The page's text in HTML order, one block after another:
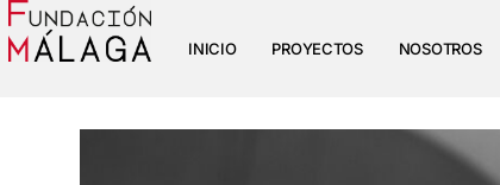
INICIO PROYECTOS NOSOTROS